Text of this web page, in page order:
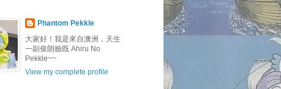
Phantom Pekkle
大家好！我是來自澳洲，天生
一副俊朗臉既 Ahiru No
Pekkle~~
View my complete profile